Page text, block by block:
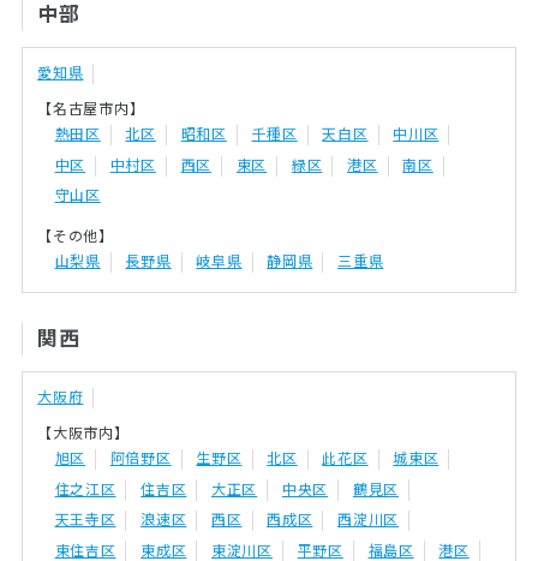
中部
愛知県
【名古屋市内】
熱田区
北区 昭和区 千種区 天白区
中川区
中区
中村区 西区 東区 緑区 港区
南区
守山区
【その他】
山梨県
長野県 岐阜県 静岡県 三重県
関西
大阪府
【大阪市内】
旭区
阿倍野区 生野区 北区 此花区
城東区
住之江区
住吉区 大正区 中央区
鶴見区
天王寺区
浪速区 西区 西成区
西淀川区
東住吉区
東成区 東淀川区 平野区 福島区
港区